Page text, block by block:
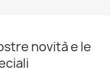
novità e le